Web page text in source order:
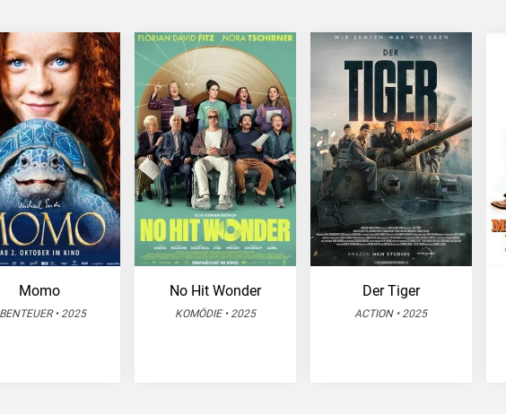
Momo
• 2025
No Hit Wonder
KOMÖDIE • 2025
Der Tiger
ACTION • 2025